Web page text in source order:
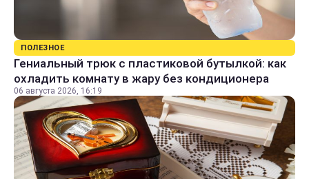
ПОЛЕЗНОЕ
Гениальный трюк с пластиковой бутылкой: как
охладить комнату в жару без кондиционера
06 августа 2026, 16:19